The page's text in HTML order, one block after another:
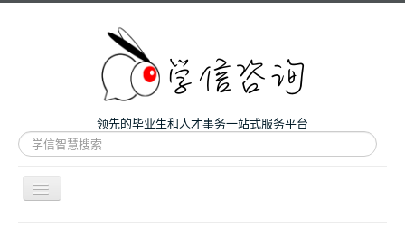
领先的毕业生和人才事务一站式服务平台
站
内
搜
导
航